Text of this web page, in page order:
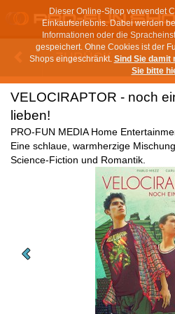
Dieser Online-Shop verwendet
Einkaufserlebnis. Dabei werden
Informationen oder die
gespeichert. Ohne Cookies ist der
Shops eingeschränkt. Sind Sie damit
Sie bitte
ZURÜCK
VELOCIRAPTOR - noch
lieben!
PRO-FUN MEDIA Home
Eine schlaue, warmherzige
Science-Fiction und Romantik.